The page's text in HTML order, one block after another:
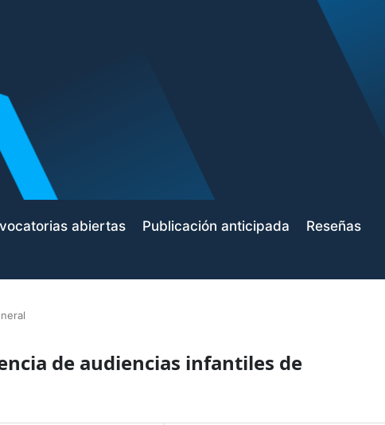
abiertas Publicación anticipada Reseñas
de audiencias infantiles de